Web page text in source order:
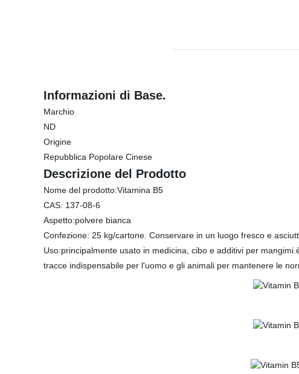
Informazioni di Base.
Marchio
ND
Origine
Repubblica Popolare Cinese
Descrizione del Prodotto
Nome del prodotto:Vitamina B5
CAS: 137-08-6
Aspetto:polvere bianca
Confezione: 25 kg/cartone. Conservare in un luogo fresco e
Uso:principalmente usato in medicina, cibo e additivi per
tracce indispensabile per l'uomo e gli animali per mantenere le